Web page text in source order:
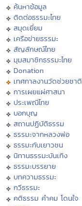
ค้นหาข้อมูล
ติดต่อธรรมะไทย
สมุดเยี่ยม
เครือข่ายธรรมะ
สัญลักษณ์ไทย
มุมสมาชิกธรรมะไทย
Donation
เทศกาลงานวัดช่วยชาติ
การเผยแผ่ศาสนา
ประเพณีไทย
บอกบุญ
สถานปฏิบัติธรรม
ธรรมะจากหลวงพ่อ
ธรรมะกับเยาวชน
นิทานธรรมะบันเทิง
ธรรมะบรรยาย
บทความธรรมะ
กวีธรรมะ
คติธรรม คำคม โดนใจ